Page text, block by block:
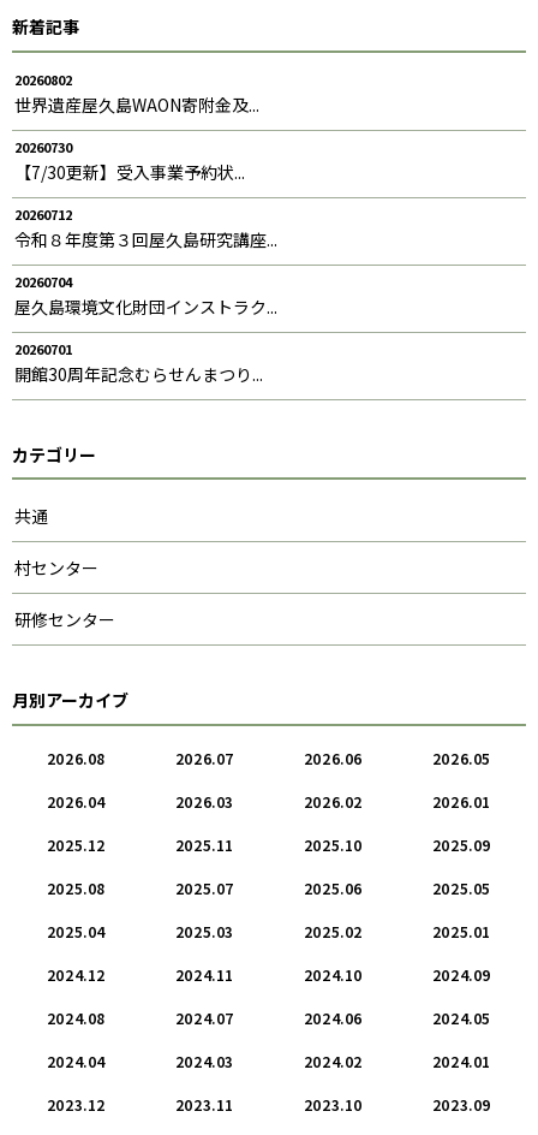
新着記事
20260802
世界遺産屋久島WAON寄附金及...
20260730
【7/30更新】受入事業予約状...
20260712
令和８年度第３回屋久島研究講座...
20260704
屋久島環境文化財団インストラク...
20260701
開館30周年記念むらせんまつり...
カテゴリー
共通
村センター
研修センター
月別アーカイブ
2026.08 2026.07 2026.06 2026.05
2026.04 2026.03 2026.02 2026.01
2025.12 2025.11 2025.10 2025.09
2025.08 2025.07 2025.06 2025.05
2025.04 2025.03 2025.02 2025.01
2024.12 2024.11 2024.10 2024.09
2024.08 2024.07 2024.06 2024.05
2024.04 2024.03 2024.02 2024.01
2023.12 2023.11 2023.10 2023.09